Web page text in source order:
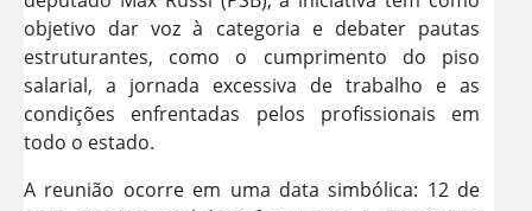
objetivo dar voz à categoria e debater pautas
estruturantes, como o cumprimento do piso
salarial, a jornada excessiva de trabalho e as
condições enfrentadas pelos profissionais em
todo o estado.
A reunião ocorre em uma data simbólica: 12 de